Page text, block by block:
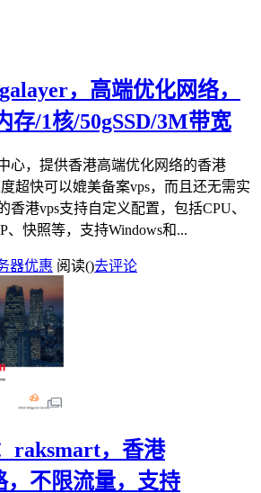
，高端优化网络，
存/1核/50gSSD/3M带宽
心，提供香港高端优化网络的香港
超快可以媲美备案vps，而且还无需实
香港vps支持自定义配置，包括CPU、
、快照等，支持Windows和...
器优惠 阅读()去评论
raksmart，香港
，不限流量，支持